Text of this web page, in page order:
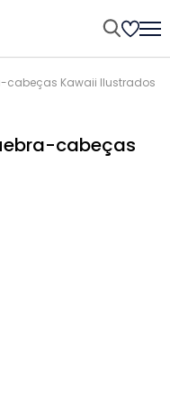
cabeças Kawaii Ilustrados
cabeças